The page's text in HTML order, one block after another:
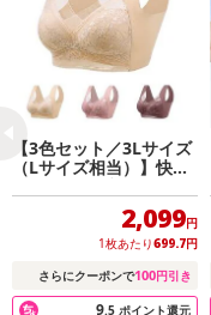
【3色セット／3Lサイズ
（Lサイズ相当）】快適
ワイヤレスブラ
2,099円
1枚あたり699.7円
さらにクーポンで100円引き
9.5 ポイント還元